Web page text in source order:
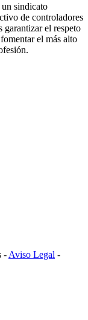
sindicato
de controladores
garantizar el respeto
el más alto
- Aviso Legal -